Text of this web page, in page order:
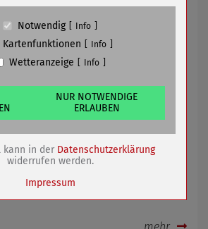
für weitere Aufgaben
mehr
Cookiespeicherung Entscheidungscookie
Eigentümer dieser Website (Wenko-
Wenselaar GmbH & Co. KG)
Speichert die Einstellungen der Besucher
bezüglich der Speicherung von Cookies.
dywc
1 Jahr
Notwendig Info
Kartenfunktionen Info
Wetteranzeige Info
NUR NOTWENDIGE
ERLAUBEN
kann in der Datenschutzerklärung
widerrufen werden.
Impressum